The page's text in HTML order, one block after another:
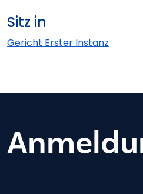
Sitz in
Gericht Erster Instanz